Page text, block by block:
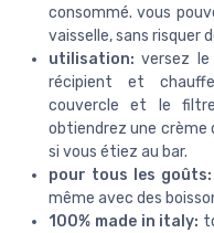
consommé. vous
vaisselle, sans risquer
utilisation: versez
récipient et
couvercle et le
obtiendrez une crème
si vous étiez au bar.
pour tous les goûts:
même avec des
100% made in italy: